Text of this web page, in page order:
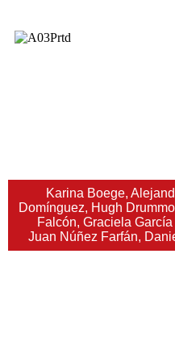
Karina Boege,
Domínguez, Hugh
Falcón, Graciela
Juan Núñez Farfán,